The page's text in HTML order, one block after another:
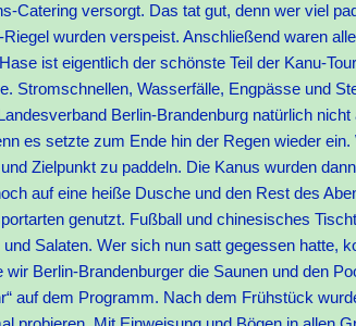
Catering versorgt. Das tat gut, denn wer viel
wurden verspeist. Anschließend waren
ist eigentlich der schönste Teil der Kanu-
Stromschnellen, Wasserfälle, Engpässe und
Berlin-Brandenburg natürlich
es setzte zum Ende hin der Regen wieder
Zielpunkt zu paddeln. Die Kanus wurden
auf eine heiße Dusche und den Rest des
genutzt. Fußball und chinesisches
Salaten. Wer sich nun satt gegessen hatte,
Berlin-Brandenburger die Saunen und den
auf dem Programm. Nach dem Frühstück